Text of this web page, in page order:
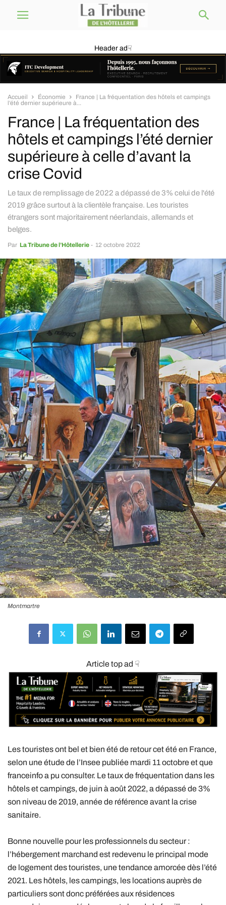
Header ad☟
Accueil Économie
France | La fréquentation des hôtels et campings
l’été dernier supérieure à...
France | La fréquentation des
hôtels et campings l’été dernier
supérieure à celle d’avant la
crise Covid
Le taux de remplissage de 2022 a dépassé de 3% celui de l'été
2019 grâce surtout à la clientèle française. Les touristes
étrangers sont majoritairement néerlandais, allemands et
belges.
Par La Tribune de l’Hôtellerie - 12 octobre 2022
Montmartre
Article top ad ☟
Les touristes ont bel et bien été de retour cet été en France,
selon une étude de l’Insee publiée mardi 11 octobre et que
franceinfo a pu consulter. Le taux de fréquentation dans les
hôtels et campings, de juin à août 2022, a dépassé de 3%
son niveau de 2019, année de référence avant la crise
sanitaire.
Bonne nouvelle pour les professionnels du secteur :
l’hébergement marchand est redevenu le principal mode
de logement des touristes, une tendance amorcée dès l’été
2021. Les hôtels, les campings, les locations auprès de
particuliers sont donc préférées aux résidences